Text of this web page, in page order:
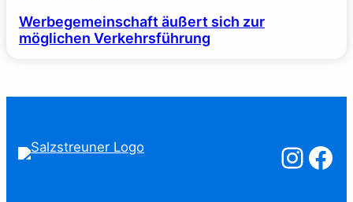
Werbegemeinschaft äußert sich zur
möglichen Verkehrsführung
Salzstreuner